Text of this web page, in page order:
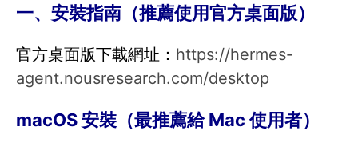
一、安裝指南（推薦使用官方桌面版）
官方桌面版下載網址： https://hermes-
agent.nousresearch.com/desktop
macOS 安裝（最推薦給 Mac 使用者）